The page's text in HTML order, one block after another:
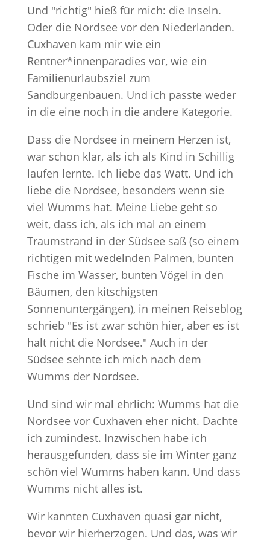
Und "richtig" hieß für mich: die Inseln.
Oder die Nordsee vor den Niederlanden.
Cuxhaven kam mir wie ein
Rentner*innenparadies vor, wie ein
Familienurlaubsziel zum
Sandburgenbauen. Und ich passte weder
in die eine noch in die andere Kategorie.
Dass die Nordsee in meinem Herzen ist,
war schon klar, als ich als Kind in Schillig
laufen lernte. Ich liebe das Watt. Und ich
liebe die Nordsee, besonders wenn sie
viel Wumms hat. Meine Liebe geht so
weit, dass ich, als ich mal an einem
Traumstrand in der Südsee saß (so einem
richtigen mit wedelnden Palmen, bunten
Fische im Wasser, bunten Vögel in den
Bäumen, den kitschigsten
Sonnenuntergängen), in meinen Reiseblog
schrieb "Es ist zwar schön hier, aber es ist
halt nicht die Nordsee." Auch in der
Südsee sehnte ich mich nach dem
Wumms der Nordsee.
Und sind wir mal ehrlich: Wumms hat die
Nordsee vor Cuxhaven eher nicht. Dachte
ich zumindest. Inzwischen habe ich
herausgefunden, dass sie im Winter ganz
schön viel Wumms haben kann. Und dass
Wumms nicht alles ist.
Wir kannten Cuxhaven quasi gar nicht,
bevor wir hierherzogen. Und das, was wir